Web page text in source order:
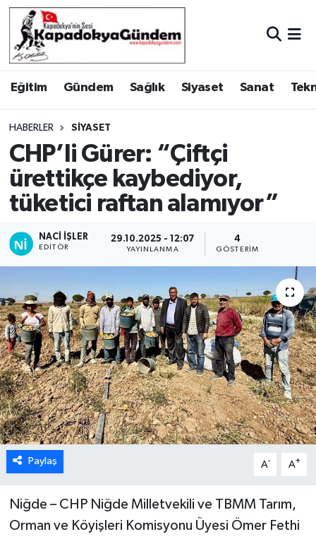
Eğitim Gündem Sağlık Siyaset Sanat
HABERLER SIYASET
CHP’li Gürer: “Çiftçi
ürettikçe kaybediyor,
tüketici raftan alamıyor”
NACI İŞLER
EDITÖR
29.10.2025 - 12:07
YAYINLANMA
4
GÖSTERIM
Paylaş A- A+
Niğde – CHP Niğde Milletvekili ve TBMM Tarım,
Orman ve Köyişleri Komisyonu Üyesi Ömer Fethi
Hava Durumu
Trafik Durumu
Süper Lig Puan Durumu ve Fikstür
Tüm Manşetler
Son Dakika Haberleri
Haber Arşivi